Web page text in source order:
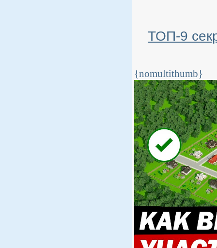
ТОП-9
{nomultithumb}